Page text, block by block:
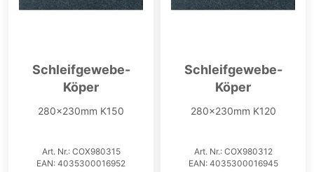
Schleifgewebe-
Köper
280x230mm K150
Art. Nr.: COX980315
EAN: 4035300016952
Schleifgewebe-
Köper
280x230mm K120
Art. Nr.: COX980312
EAN: 4035300016945